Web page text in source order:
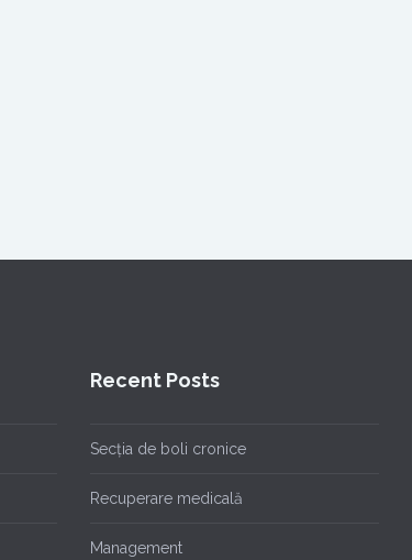
Recent Posts
Secția de boli cronice
Recuperare medicală
Management